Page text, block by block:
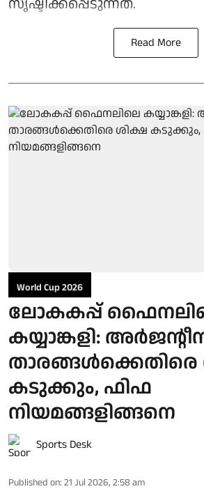
സൃഷ്ടിക്കപ്പെടുന്നത്.
Read More
World Cup 2026
ലോകകപ്പ്
കയ്യാങ്കളി:
താരങ്ങൾക്കെതിരെ
കടുക്കും, ഫിഫ
നിയമങ്ങളിങ്ങനെ
Sports Desk
Published on: 21 Jul 2026, 2:58 am